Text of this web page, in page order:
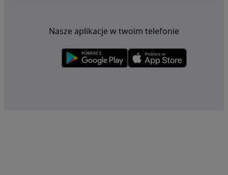
Nasze aplikacje w twoim telefonie